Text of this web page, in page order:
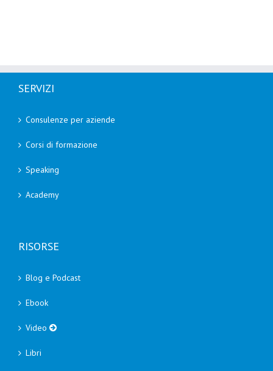
SERVIZI
Consulenze per aziende
Corsi di formazione
Speaking
Academy
RISORSE
Blog e Podcast
Ebook
Video
Libri